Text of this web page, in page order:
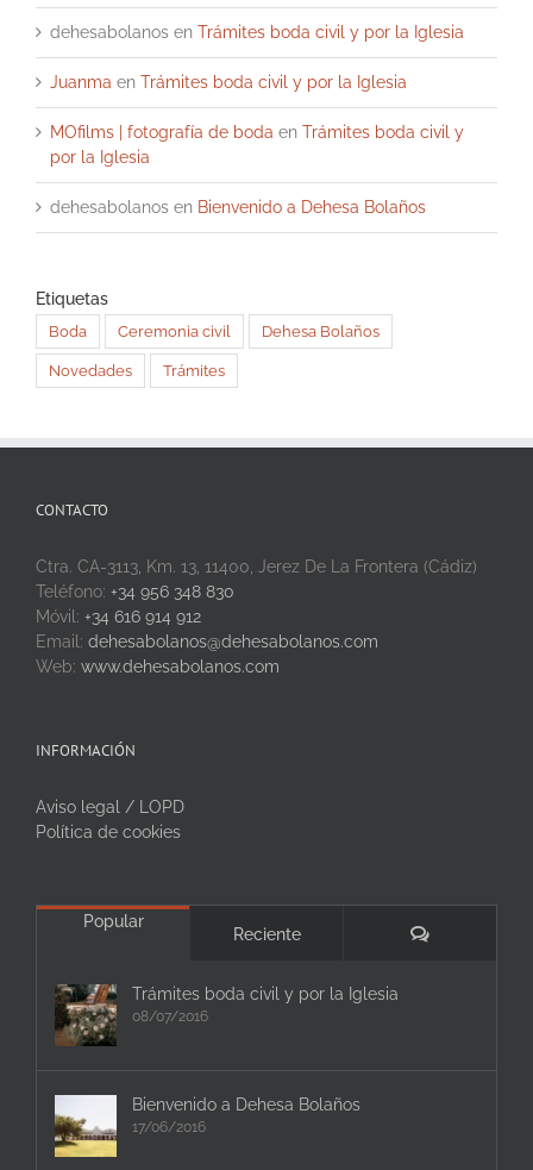
dehesabolanos en Trámites boda civil y por la Iglesia
Juanma en Trámites boda civil y por la Iglesia
MOfilms | fotografía de boda en Trámites boda civil y
por la Iglesia
dehesabolanos en Bienvenido a Dehesa Bolaños
Etiquetas
Boda Ceremonia civil Dehesa Bolaños
Novedades Trámites
CONTACTO
Ctra. CA-3113, Km. 13, 11400, Jerez De La Frontera (Cádiz)
Teléfono: +34 956 348 830
Móvil: +34 616 914 912
Email: dehesabolanos@dehesabolanos.com
Web: www.dehesabolanos.com
INFORMACIÓN
Aviso legal / LOPD
Política de cookies
Popular
Reciente Comentarios
Trámites boda civil y por la Iglesia
08/07/2016
Bienvenido a Dehesa Bolaños
17/06/2016